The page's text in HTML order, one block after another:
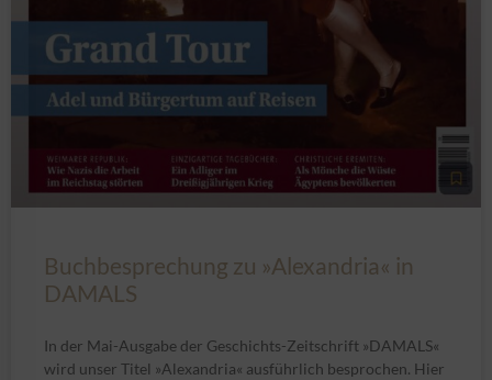
Buchbesprechung zu »Alexandria« in
DAMALS
In der Mai-Ausgabe der Geschichts-Zeitschrift »DAMALS«
wird unser Titel »Alexandria« ausführlich besprochen. Hier